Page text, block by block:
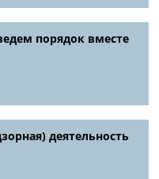
порядок вместе
деятельность